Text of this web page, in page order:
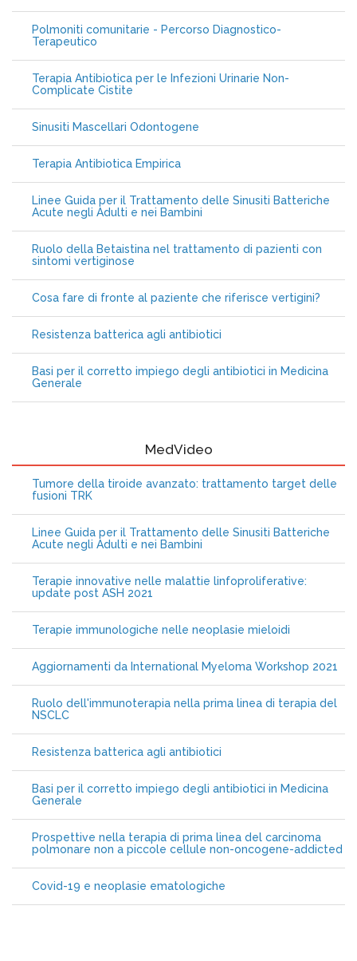
Polmoniti comunitarie - Percorso Diagnostico-
Terapeutico
Terapia Antibiotica per le Infezioni Urinarie Non-
Complicate Cistite
Sinusiti Mascellari Odontogene
Terapia Antibiotica Empirica
Linee Guida per il Trattamento delle Sinusiti Batteriche
Acute negli Adulti e nei Bambini
Ruolo della Betaistina nel trattamento di pazienti con
sintomi vertiginose
Cosa fare di fronte al paziente che riferisce vertigini?
Resistenza batterica agli antibiotici
Basi per il corretto impiego degli antibiotici in Medicina
Generale
MedVideo
Tumore della tiroide avanzato: trattamento target delle
fusioni TRK
Linee Guida per il Trattamento delle Sinusiti Batteriche
Acute negli Adulti e nei Bambini
Terapie innovative nelle malattie linfoproliferative:
update post ASH 2021
Terapie immunologiche nelle neoplasie mieloidi
Aggiornamenti da International Myeloma Workshop 2021
Ruolo dell'immunoterapia nella prima linea di terapia del
NSCLC
Resistenza batterica agli antibiotici
Basi per il corretto impiego degli antibiotici in Medicina
Generale
Prospettive nella terapia di prima linea del carcinoma
polmonare non a piccole cellule non-oncogene-addicted
Covid-19 e neoplasie ematologiche